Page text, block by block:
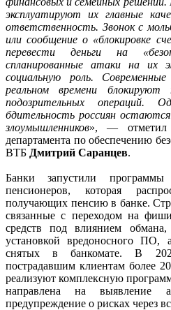
эксплуатируют их главные
ответственность. Звонок с
или сообщение о «блокировке
перевести деньги на
спланированные атаки на их
социальную роль.
реальном времени блокируют
подозрительных операций.
бдительность россиян
злоумышленников», — отметил
департамента по обеспечению
ВТБ Дмитрий Саранцев.
Банки запустили программы
пенсионеров, которая
получающих пенсию в банке.
связанные с переходом на
средств под влиянием
установкой вредоносного ПО,
снятых в банкомате. В
пострадавшим клиентам более
реализуют комплексную
направлена на выявление
предупреждение о рисках через